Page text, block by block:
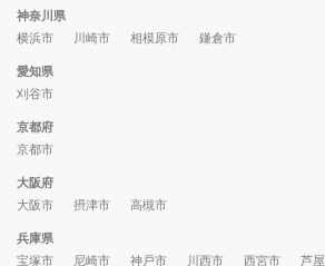
神奈川県
横浜市
川崎市 相模原市 鎌倉市
愛知県
刈谷市
京都府
京都市
大阪府
大阪市
摂津市 高槻市
兵庫県
宝塚市
尼崎市 神戸市 川西市 西宮市 芦